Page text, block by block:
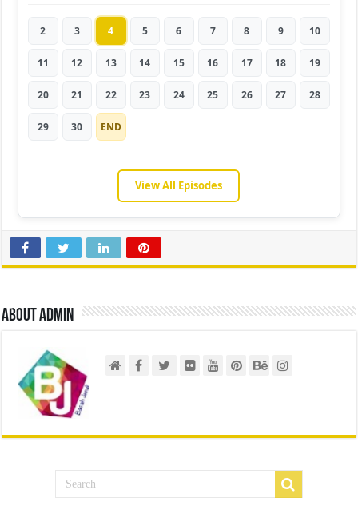
2 3 4 5 6 7 8 9 10
11 12 13 14 15 16 17 18 19
20 21 22 23 24 25 26 27 28
29 30 END
View All Episodes
About admin